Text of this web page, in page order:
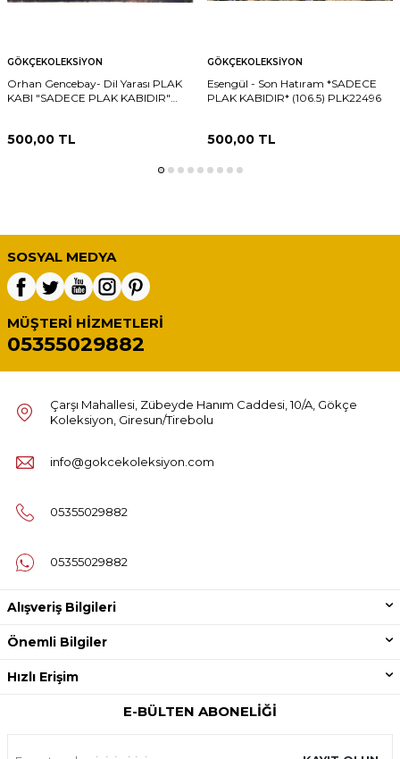
GÖKÇEKOLEKSIYON
Orhan Gencebay- Dil Yarası PLAK
KABI "SADECE PLAK KABIDIR"
500,00 TL
GÖKÇEKOLEKSIYON
Esengül - Son Hatıram *SADECE
PLAK KABIDIR* (106.5) PLK22496
500,00TL
SOSYAL MEDYA
MÜŞTERI HIZMETLERI
05355029882
Çarşı Mahallesi, Zübeyde Hanım Caddesi, 10/A, Gökçe
Koleksiyon, Giresun/Tirebolu
info@gokcekoleksiyon.com
05355029882
05355029882
Alışveriş Bilgileri
Önemli Bilgiler
Hızlı Erişim
E-BÜLTEN ABONELIĞI